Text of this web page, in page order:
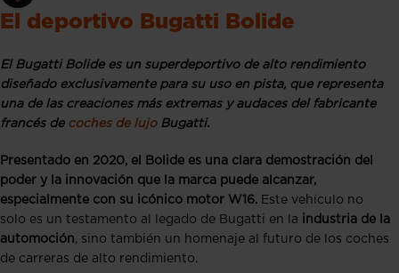
El deportivo Bugatti Bolide
El Bugatti Bolide es un superdeportivo de alto rendimiento
diseñado exclusivamente para su uso en pista, que representa
una de las creaciones más extremas y audaces del fabricante
francés de coches de lujoBugatti.
Presentado en 2020, el Bolide es una clara demostración del
poder y la innovación que la marca puede alcanzar,
especialmente con su icónico motor W16. Este vehículo no
solo es un testamento al legado de Bugatti en la industria de la
automoción, sino también un homenaje al futuro de los coches
de carreras de alto rendimiento.